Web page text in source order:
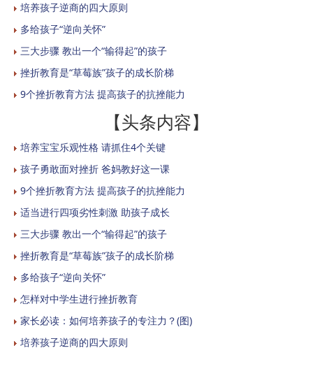
培养孩子逆商的四大原则
多给孩子“逆向关怀”
三大步骤 教出一个“输得起”的孩子
挫折教育是“草莓族”孩子的成长阶梯
9个挫折教育方法 提高孩子的抗挫能力
【头条内容】
培养宝宝乐观性格 请抓住4个关键
孩子勇敢面对挫折 爸妈教好这一课
9个挫折教育方法 提高孩子的抗挫能力
适当进行四项劣性刺激 助孩子成长
三大步骤 教出一个“输得起”的孩子
挫折教育是“草莓族”孩子的成长阶梯
多给孩子“逆向关怀”
怎样对中学生进行挫折教育
家长必读：如何培养孩子的专注力？(图)
培养孩子逆商的四大原则